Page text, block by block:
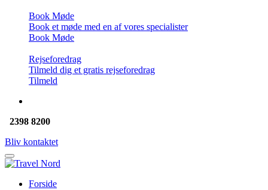
Book Møde
Book et møde med en af vores specialister
Book Møde
Rejseforedrag
Tilmeld dig et gratis rejseforedrag
Tilmeld
2398 8200
Bliv kontaktet
Forside